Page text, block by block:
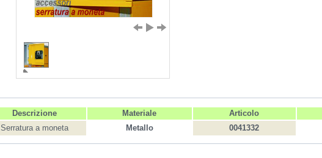
Descrizione Materiale Articolo
Serratura a moneta
Metallo 0041332